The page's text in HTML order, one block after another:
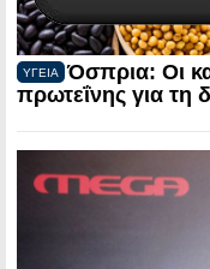
ΥΓΕΙΑ
Όσπρια: Οι
πρωτεΐνης για τη